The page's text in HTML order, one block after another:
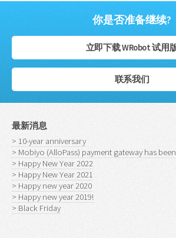
你是否准备继续?
立即下载 WRobot 试用
联系我们
最新消息
> 10-year anniversary
> Mobiyo (AlloPass) payment gateway has
> Happy New Year 2022
> Happy New Year 2021
> Happy new year 2020
> Happy new year 2019!
> Black Friday